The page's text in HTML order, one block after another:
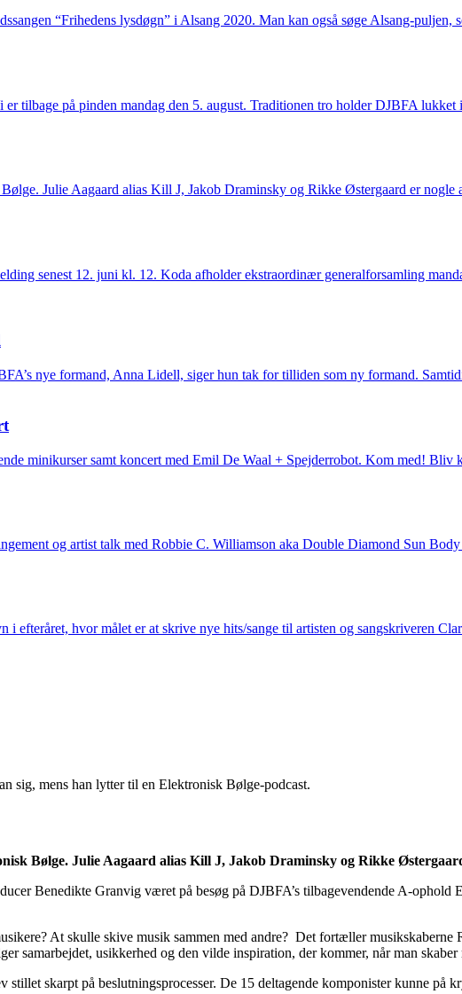
“Frihedens lysdøgn” i Alsang 2020. Man kan også søge Alsang-
tilbage på pinden mandag den 5. august. Traditionen tro holder DJBFA
Julie Aagaard alias Kill J, Jakob Draminsky og Rikke Østergaard er
senest 12. juni kl. 12. Koda afholder ekstraordinær generalforsamling
nye formand, Anna Lidell, siger hun tak for tilliden som ny formand.
minikurser samt koncert med Emil De Waal + Spejderrobot. Kom med!
og artist talk med Robbie C. Williamson aka Double Diamond Sun
efteråret, hvor målet er at skrive nye hits/sange til artisten og sangskriveren
Bølge. Julie Aagaard alias Kill J, Jakob Draminsky og Rikke
Benedikte Granvig været på besøg på DJBFA’s tilbagevendende A-
At skulle skive musik sammen med andre? Det fortæller
samarbejdet, usikkerhed og den vilde inspiration, der kommer, når man skaber
skarpt på beslutningsprocesser. De 15 deltagende komponister kunne på